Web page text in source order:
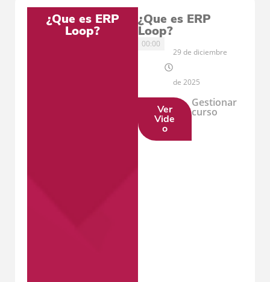
¿Que es ERP
Loop?
¿Que es ERP
Loop?
00:00
29 de diciembre
de 2025
Ver
Vide
o
Gestionar
curso